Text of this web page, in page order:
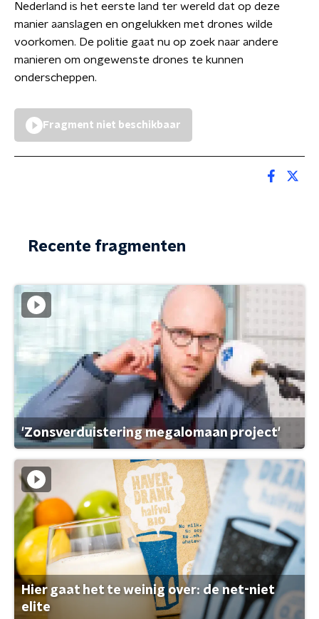
Nederland is het eerste land ter wereld dat op deze
manier aanslagen en ongelukken met drones wilde
voorkomen. De politie gaat nu op zoek naar andere
manieren om ongewenste drones te kunnen
onderscheppen.
Fragment niet beschikbaar
Recente fragmenten
'Zonsverduistering megalomaan project'
Hier gaat het te weinig over: de net-niet
elite